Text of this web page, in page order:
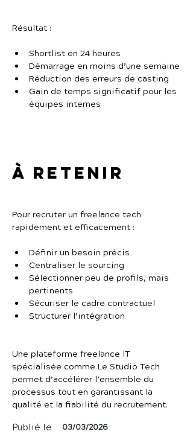
Résultat :
Shortlist en 24 heures
Démarrage en moins d’une semaine
Réduction des erreurs de casting
Gain de temps significatif pour les
équipes internes
À retenir
Pour recruter un freelance tech
rapidement et efficacement :
Définir un besoin précis
Centraliser le sourcing
Sélectionner peu de profils, mais
pertinents
Sécuriser le cadre contractuel
Structurer l’intégration
Une plateforme freelance IT
spécialisée comme Le Studio Tech
permet d’accélérer l’ensemble du
processus tout en garantissant la
qualité et la fiabilité du recrutement.
Publié le 03/03/2026